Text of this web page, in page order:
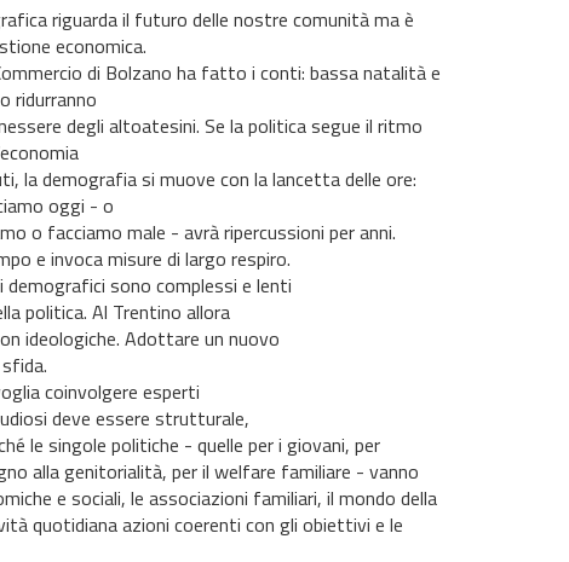
riguarda il futuro delle nostre comunità ma è
economica.
di Bolzano ha fatto i conti: bassa natalità e
ridurranno
degli altoatesini. Se la politica segue il ritmo
la demografia si muove con la lancetta delle ore:
oggi - o
o facciamo male - avrà ripercussioni per anni.
e invoca misure di largo respiro.
sono complessi e lenti
politica. Al Trentino allora
ideologiche. Adottare un nuovo
coinvolgere esperti
deve essere strutturale,
le singole politiche - quelle per i giovani, per
alla genitorialità, per il welfare familiare - vanno
e sociali, le associazioni familiari, il mondo della
quotidiana azioni coerenti con gli obiettivi e le